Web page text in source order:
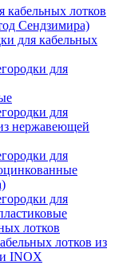
кабельных лотков
Сендзимира)
для кабельных
для
для
нержавеющей
для
для
лотков
лотков из
INOX